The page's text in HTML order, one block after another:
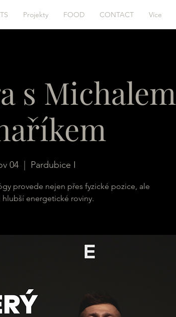
Projekty FOOD CONTACT Více
s Michalem
04 Pardubice I
provede nejen přes fyzické pozice, ale
energetické roviny.